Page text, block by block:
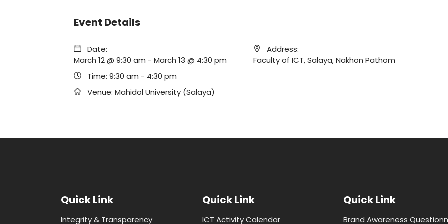
Event Details
Date:
March 12 @ 9:30 am - March 13 @ 4:30 pm
Time: 9:30 am - 4:30 pm
Venue: Mahidol University (Salaya)
Address:
Faculty of ICT, Salaya, Nakhon Pathom
Quick Link
Integrity & Transparency
Quick Link
ICT Activity Calendar
Quick Link
Brand Awareness